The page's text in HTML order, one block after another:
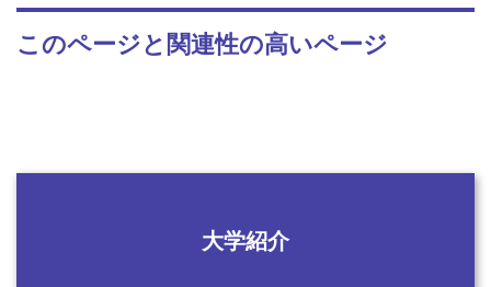
このページと関連性の高いページ
大学紹介